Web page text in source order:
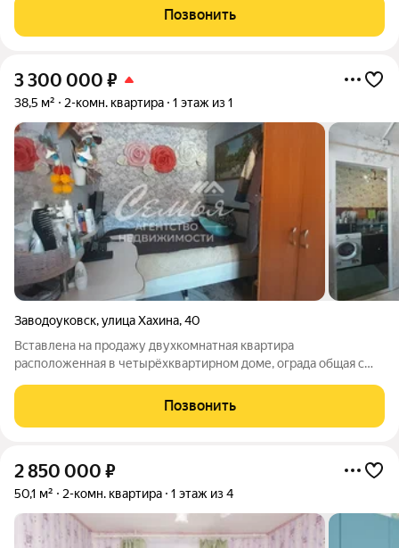
Позвонить
3 300 000 ₽
38,5 м² 2-комн. квартира 1 этаж из 1
Заводоуковск,улица Хахина,40
Вставлена на продажу двухкомнатная квартира
расположенная в четырёхквартирном доме, ограда общая с
обшиты сайдингом. Отопление в квартире газовое,воду берут
из своей скважины,туалет на улице.В
Позвонить
2 850 000 ₽
50,1 м² 2-комн. квартира 1 этаж из 4